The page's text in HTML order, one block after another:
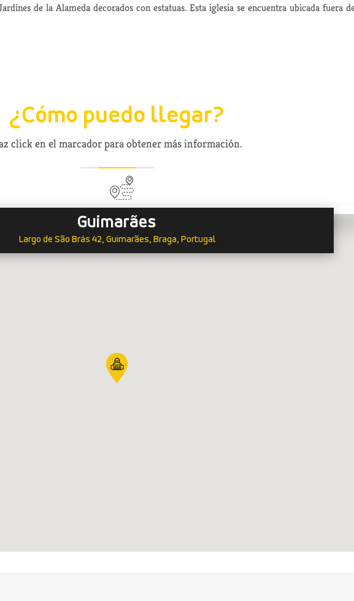
de la Alameda decorados con estatuas. Esta iglesia se encuentra ubicada fuera
¿Cómo puedo llegar?
click en el marcador para obtener más información.
Guimarães
Largo de São Brás 42, Guimarães, Braga, Portugal